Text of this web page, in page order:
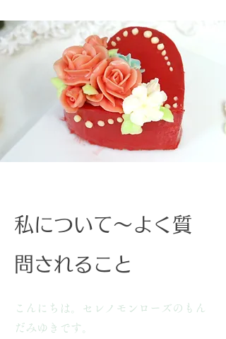
​私について～よく質
問されること
こんにちは。セレノモンローズのもん
だみゆきです。